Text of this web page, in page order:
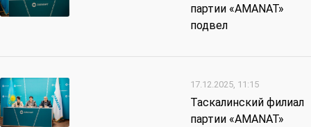
партии «AMANAT»
подвел
17.12.2025, 11:15
Таскалинский филиал
партии «AMANAT»